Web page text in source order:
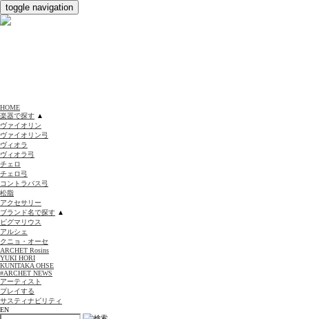
toggle navigation
HOME
楽器で探す ▲
ヴァイオリン
ヴァイオリン弓
ヴィオラ
ヴィオラ弓
チェロ
チェロ弓
コントラバス弓
松脂
アクセサリー
ブランド名で探す ▲
ピグマリウス
アルシェ
クニョ・オーセ
ARCHET Rosins
YUKI HORI
KUNITAKA OHSE
#ARCHET NEWS
アーティスト
プレイする
サスティナビリティ
EN